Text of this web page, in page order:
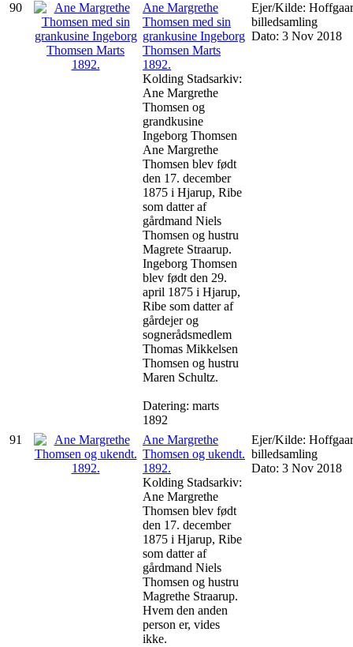
90
Ane Margrethe
Thomsen med sin
grankusine Ingeborg
Thomsen Marts
1892.
Kolding Stadsarkiv:
Ane Margrethe
Thomsen og
grandkusine
Ingeborg Thomsen
Ane Margrethe
Thomsen blev født
den 17. december
1875 i Hjarup, Ribe
som datter af
gårdmand Niels
Thomsen og hustru
Magrete Straarup.
Ingeborg Thomsen
blev født den 29.
april 1875 i Hjarup,
Ribe som datter af
gårdejer og
sognerådsmedlem
Thomas Mikkelsen
Thomsen og hustru
Maren Schultz.
Datering: marts
1892
Ejer/Kilde:
billedsamling
Dato: 3 Nov 2018
91
Ane Margrethe
Thomsen og ukendt.
1892.
Kolding Stadsarkiv:
Ane Margrethe
Thomsen blev født
den 17. december
1875 i Hjarup, Ribe
som datter af
gårdmand Niels
Thomsen og hustru
Magrethe Straarup.
Hvem den anden
person er, vides
ikke.
Ejer/Kilde:
billedsamling
Dato: 3 Nov 2018